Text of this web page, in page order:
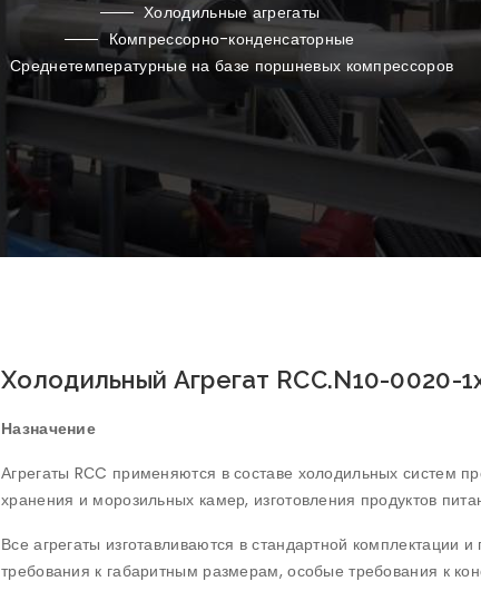
Холодильные агрегаты
Компрессорно-конденсаторные
Среднетемпературные на базе поршневых компрессоров
Холодильный Агрегат RCC.N10-0020-
Назначение
Агрегаты RСC применяются в составе холодильных систем
хранения и морозильных камер, изготовления продуктов
Все агрегаты изготавливаются в стандартной комплектации
требования к габаритным размерам, особые требования к